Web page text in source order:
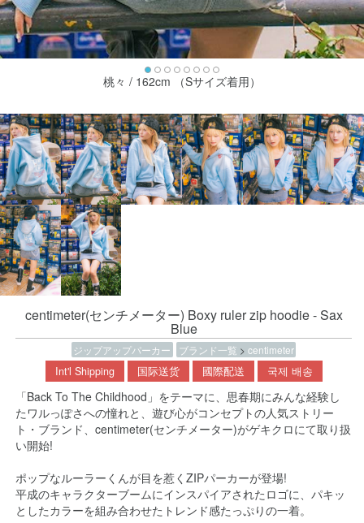
桃々 / 162cm （Sサイズ着用）
centimeter(センチメーター) Boxy ruler zip hoodie - Sax
Blue
ジップアップパーカー ブランド一覧 > centimeter
Int'l Shipping 国际送货 國際配送 국제 배송
「Back To The Childhood」をテーマに、思春期にみんな経験し
たワルっぽさへの憧れと、遊び心がコンセプトの人気ストリー
ト・ブランド、centimeter(センチメーター)がゲキクロにて取り扱
い開始!
ポップなルーラーくんが目を惹くZIPパーカーが登場!
平成のキャラクターブームにインスパイアされたロゴに、パキッ
としたカラーを組み合わせたトレンド感たっぷりの一着。